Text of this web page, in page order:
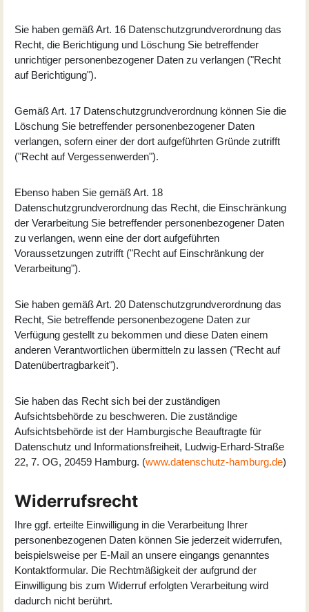
Sie haben gemäß Art. 16 Datenschutzgrundverordnung das
Recht, die Berichtigung und Löschung Sie betreffender
unrichtiger personenbezogener Daten zu verlangen ("Recht
auf Berichtigung").
Gemäß Art. 17 Datenschutzgrundverordnung können Sie die
Löschung Sie betreffender personenbezogener Daten
verlangen, sofern einer der dort aufgeführten Gründe zutrifft
("Recht auf Vergessenwerden").
Ebenso haben Sie gemäß Art. 18
Datenschutzgrundverordnung das Recht, die Einschränkung
der Verarbeitung Sie betreffender personenbezogener Daten
zu verlangen, wenn eine der dort aufgeführten
Voraussetzungen zutrifft ("Recht auf Einschränkung der
Verarbeitung").
Sie haben gemäß Art. 20 Datenschutzgrundverordnung das
Recht, Sie betreffende personenbezogene Daten zur
Verfügung gestellt zu bekommen und diese Daten einem
anderen Verantwortlichen übermitteln zu lassen ("Recht auf
Datenübertragbarkeit").
Sie haben das Recht sich bei der zuständigen
Aufsichtsbehörde zu beschweren. Die zuständige
Aufsichtsbehörde ist der Hamburgische Beauftragte für
Datenschutz und Informationsfreiheit, Ludwig-Erhard-Straße
22, 7. OG, 20459 Hamburg. (www.datenschutz-hamburg.de)
Widerrufsrecht
Ihre ggf. erteilte Einwilligung in die Verarbeitung Ihrer
personenbezogenen Daten können Sie jederzeit widerrufen,
beispielsweise per E-Mail an unsere eingangs genanntes
Kontaktformular. Die Rechtmäßigkeit der aufgrund der
Einwilligung bis zum Widerruf erfolgten Verarbeitung wird
dadurch nicht berührt.